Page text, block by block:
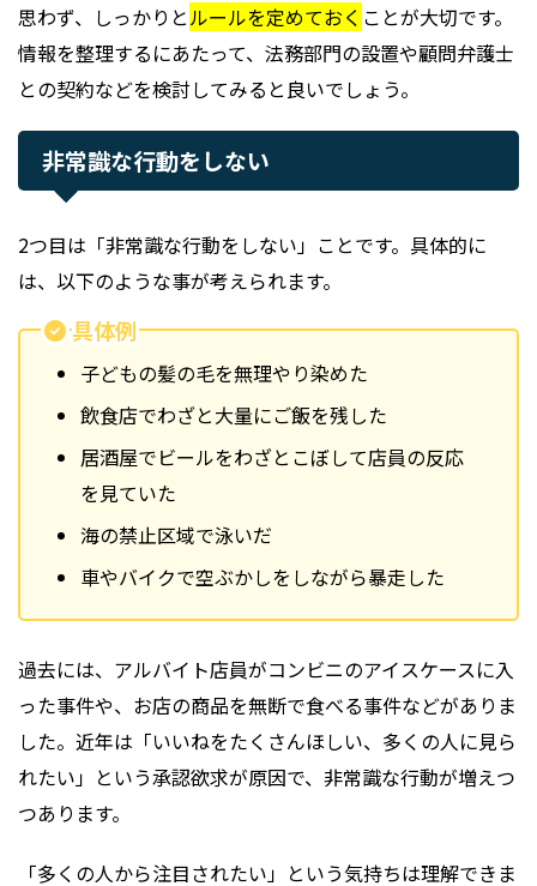
思わず、しっかりとルールを定めておく ことが大切です。
情報を整理するにあたって、法務部門の設置や顧問弁護士
との契約などを検討してみると良いでしょう。
非常識な行動をしない
2つ目は「非常識な行動をしない」ことです。具体的に
は、以下のような事が考えられます。
具体例
子どもの髪の毛を無理やり染めた
飲食店でわざと大量にご飯を残した
居酒屋でビールをわざとこぼして店員の反応
を見ていた
海の禁止区域で泳いだ
車やバイクで空ぶかしをしながら暴走した
過去には、アルバイト店員がコンビニのアイスケースに入
った事件や、お店の商品を無断で食べる事件などがありま
した。近年は「いいねをたくさんほしい、多くの人に見ら
れたい」という承認欲求が原因で、非常識な行動が増えつ
つあります。
「多くの人から注目されたい」という気持ちは理解できま